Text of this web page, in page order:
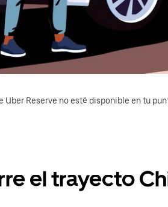
Uber Reserve no esté disponible en tu
el trayecto